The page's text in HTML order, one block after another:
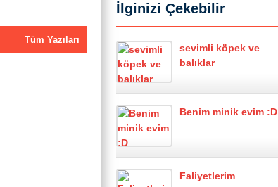
Tüm Yazıları
İlginizi Çekebilir
sevimli köpek ve
balıklar
Benim minik evim :D
Faliyetlerim